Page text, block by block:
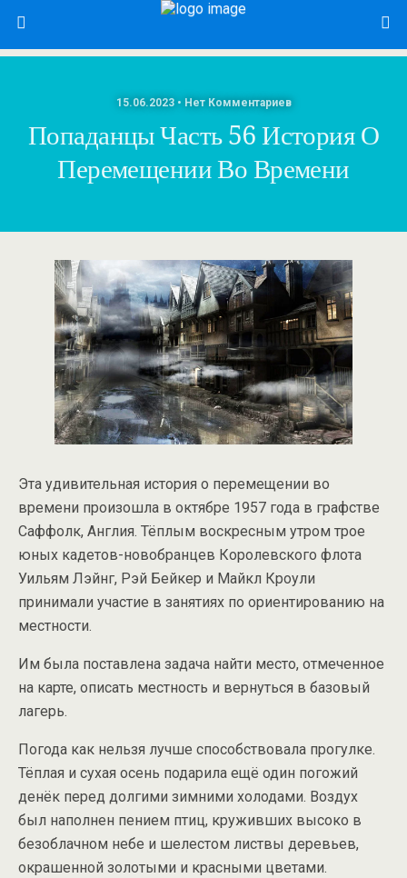
15.06.2023 • Нет Комментариев
Попаданцы Часть 56 История О
Перемещении Во Времени
Эта удивительная история о перемещении во
времени произошла в октябре 1957 года в графстве
Саффолк, Англия. Тёплым воскресным утром трое
юных кадетов-новобранцев Королевского флота
Уильям Лэйнг, Рэй Бейкер и Майкл Кроули
принимали участие в занятиях по ориентированию на
местности.
Им была поставлена задача найти место, отмеченное
на карте, описать местность и вернуться в базовый
лагерь.
Погода как нельзя лучше способствовала прогулке.
Тёплая и сухая осень подарила ещё один погожий
денёк перед долгими зимними холодами. Воздух
был наполнен пением птиц, круживших высоко в
безоблачном небе и шелестом листвы деревьев,
окрашенной золотыми и красными цветами.